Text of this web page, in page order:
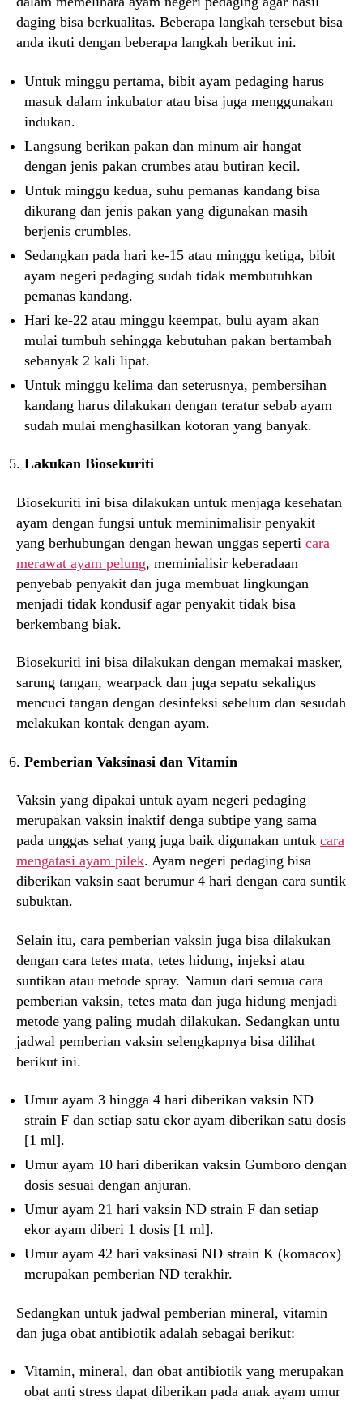
daging bisa berkualitas. Beberapa langkah tersebut bisa
anda ikuti dengan beberapa langkah berikut ini.
Untuk minggu pertama, bibit ayam pedaging harus
masuk dalam inkubator atau bisa juga menggunakan
indukan.
Langsung berikan pakan dan minum air hangat
dengan jenis pakan crumbes atau butiran kecil.
Untuk minggu kedua, suhu pemanas kandang bisa
dikurang dan jenis pakan yang digunakan masih
berjenis crumbles.
Sedangkan pada hari ke-15 atau minggu ketiga, bibit
ayam negeri pedaging sudah tidak membutuhkan
pemanas kandang.
Hari ke-22 atau minggu keempat, bulu ayam akan
mulai tumbuh sehingga kebutuhan pakan bertambah
sebanyak 2 kali lipat.
Untuk minggu kelima dan seterusnya, pembersihan
kandang harus dilakukan dengan teratur sebab ayam
sudah mulai menghasilkan kotoran yang banyak.
Lakukan Biosekuriti
Biosekuriti ini bisa dilakukan untuk menjaga kesehatan
ayam dengan fungsi untuk meminimalisir penyakit
yang berhubungan dengan hewan unggas seperti cara
merawat ayam pelung, meminialisir keberadaan
penyebab penyakit dan juga membuat lingkungan
menjadi tidak kondusif agar penyakit tidak bisa
berkembang biak.
Biosekuriti ini bisa dilakukan dengan memakai masker,
sarung tangan, wearpack dan juga sepatu sekaligus
mencuci tangan dengan desinfeksi sebelum dan sesudah
melakukan kontak dengan ayam.
Pemberian Vaksinasi dan Vitamin
Vaksin yang dipakai untuk ayam negeri pedaging
merupakan vaksin inaktif denga subtipe yang sama
pada unggas sehat yang juga baik digunakan untuk cara
mengatasi ayam pilek. Ayam negeri pedaging bisa
diberikan vaksin saat berumur 4 hari dengan cara suntik
subuktan.
Selain itu, cara pemberian vaksin juga bisa dilakukan
dengan cara tetes mata, tetes hidung, injeksi atau
suntikan atau metode spray. Namun dari semua cara
pemberian vaksin, tetes mata dan juga hidung menjadi
metode yang paling mudah dilakukan. Sedangkan untu
jadwal pemberian vaksin selengkapnya bisa dilihat
berikut ini.
Umur ayam 3 hingga 4 hari diberikan vaksin ND
strain F dan setiap satu ekor ayam diberikan satu dosis
[1 ml].
Umur ayam 10 hari diberikan vaksin Gumboro dengan
dosis sesuai dengan anjuran.
Umur ayam 21 hari vaksin ND strain F dan setiap
ekor ayam diberi 1 dosis [1 ml].
Umur ayam 42 hari vaksinasi ND strain K (komacox)
merupakan pemberian ND terakhir.
Sedangkan untuk jadwal pemberian mineral, vitamin
dan juga obat antibiotik adalah sebagai berikut:
Vitamin, mineral, dan obat antibiotik yang merupakan
obat anti stress dapat diberikan pada anak ayam umur